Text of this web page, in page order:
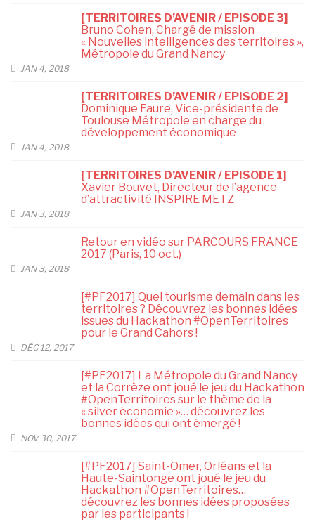
[TERRITOIRES D’AVENIR / EPISODE 3]
Bruno Cohen, Chargé de mission
« Nouvelles intelligences des territoires »,
Métropole du Grand Nancy
JAN 4, 2018
[TERRITOIRES D’AVENIR / EPISODE 2]
Dominique Faure, Vice-présidente de
Toulouse Métropole en charge du
développement économique
JAN 4, 2018
[TERRITOIRES D’AVENIR / EPISODE 1]
Xavier Bouvet, Directeur de l’agence
d’attractivité INSPIRE METZ
JAN 3, 2018
Retour en vidéo sur PARCOURS FRANCE
2017 (Paris, 10 oct.)
JAN 3, 2018
[#PF2017] Quel tourisme demain dans les
territoires ? Découvrez les bonnes idées
issues du Hackathon #OpenTerritoires
pour le Grand Cahors !
DÉC 12, 2017
[#PF2017] La Métropole du Grand Nancy
et la Corrèze ont joué le jeu du Hackathon
#OpenTerritoires sur le thème de la
« silver économie »… découvrez les
bonnes idées qui ont émergé !
NOV 30, 2017
[#PF2017] Saint-Omer, Orléans et la
Haute-Saintonge ont joué le jeu du
Hackathon #OpenTerritoires…
découvrez les bonnes idées proposées
par les participants !